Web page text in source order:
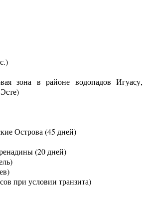
зона в районе водопадов Игуасу,
Острова (45 дней)
(20 дней)
при условии транзита)